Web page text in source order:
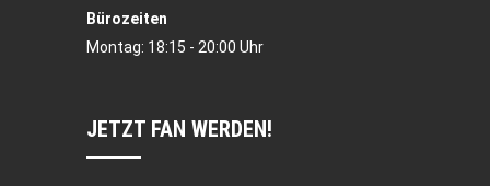
Bürozeiten
Montag: 18:15 - 20:00 Uhr
JETZT FAN WERDEN!